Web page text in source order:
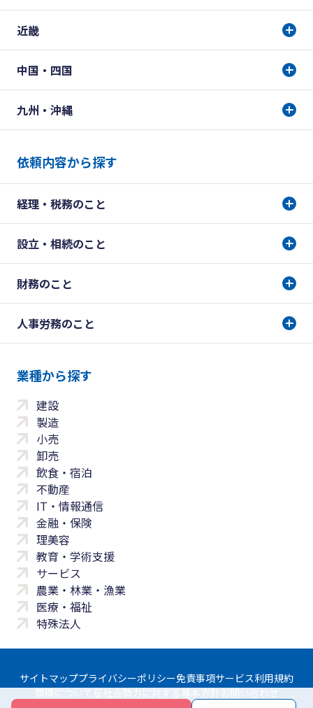
近畿
中国・四国
九州・沖縄
依頼内容から探す
経理・税務のこと
設立・相続のこと
財務のこと
人事労務のこと
業種から探す
建設
製造
小売
卸売
飲食・宿泊
不動産
IT・情報通信
金融・保険
理美容
教育・学術支援
サービス
農業・林業・漁業
医療・福祉
特殊法人
サイトマッププライバシーポリシー免責事項サービス利用規約
商標について 反社会勢力に対する基本方針 お問い合わせ